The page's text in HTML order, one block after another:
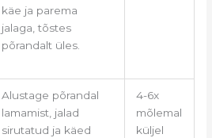
käe ja parema
jalaga, tõstes
põrandalt üles.
Alustage põrandal
lamamist, jalad
sirutatud ja käed
4-6x
mõlemal
küljel